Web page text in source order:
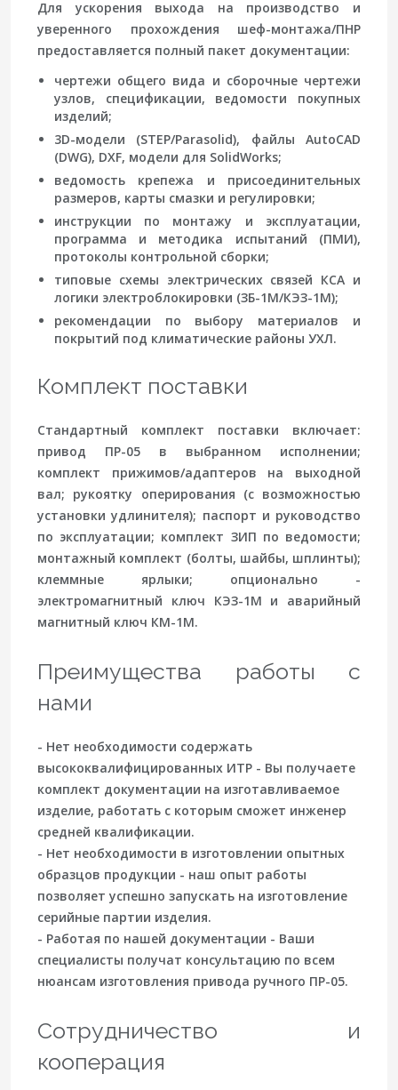
Для ускорения выхода на производство и
уверенного прохождения шеф-монтажа/ПНР
предоставляется полный пакет документации:
чертежи общего вида и сборочные чертежи
узлов, спецификации, ведомости покупных
изделий;
3D-модели (STEP/Parasolid), файлы AutoCAD
(DWG), DXF, модели для SolidWorks;
ведомость крепежа и присоединительных
размеров, карты смазки и регулировки;
инструкции по монтажу и эксплуатации,
программа и методика испытаний (ПМИ),
протоколы контрольной сборки;
типовые схемы электрических связей КСА и
логики электроблокировки (ЗБ-1М/КЭЗ-1М);
рекомендации по выбору материалов и
покрытий под климатические районы УХЛ.
Комплект поставки
Стандартный комплект поставки включает:
привод ПР-05 в выбранном исполнении;
комплект прижимов/адаптеров на выходной
вал; рукоятку оперирования (с возможностью
установки удлинителя); паспорт и руководство
по эксплуатации; комплект ЗИП по ведомости;
монтажный комплект (болты, шайбы, шплинты);
клеммные ярлыки; опционально -
электромагнитный ключ КЭЗ-1М и аварийный
магнитный ключ КМ-1М.
Преимущества работы с
нами
- Нет необходимости содержать
высококвалифицированных ИТР - Вы получаете
комплект документации на изготавливаемое
изделие, работать с которым сможет инженер
средней квалификации.
- Нет необходимости в изготовлении опытных
образцов продукции - наш опыт работы
позволяет успешно запускать на изготовление
серийные партии изделия.
- Работая по нашей документации - Ваши
специалисты получат консультацию по всем
нюансам изготовления привода ручного ПР-05.
Сотрудничество и
кооперация